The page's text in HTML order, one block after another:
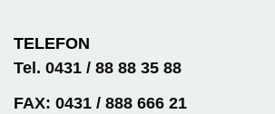
TELEFON
Tel. 0431 / 88 88 35 88
FAX: 0431 / 888 666 21